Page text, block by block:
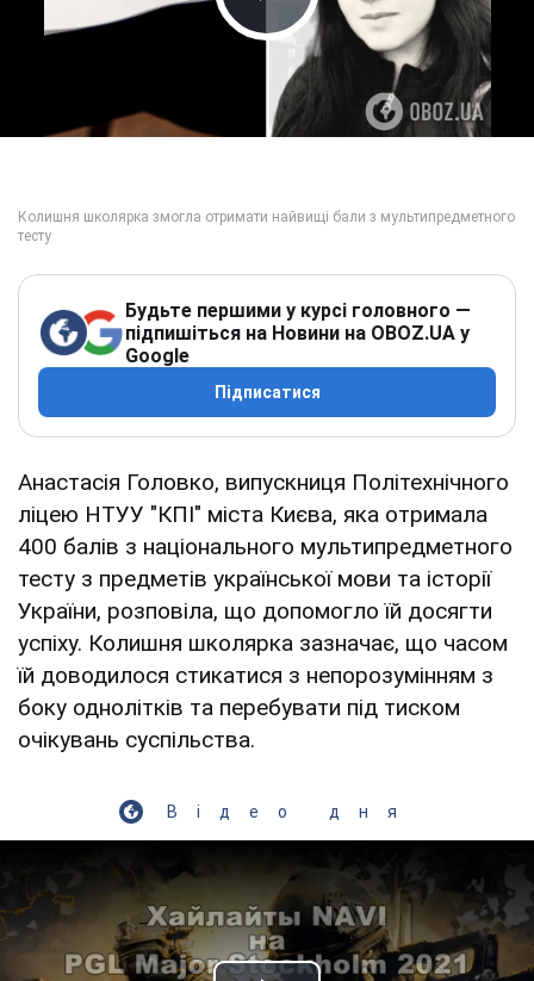
Play Video
Будьте першими у курсі головного —
підпишіться на Новини на OBOZ.UA у
Google
Підписатися
Анастасія Головко, випускниця Політехнічного
ліцею НТУУ "КПІ" міста Києва, яка отримала
400 балів з національного мультипредметного
тесту з предметів української мови та історії
України, розповіла, що допомогло їй досягти
успіху. Колишня школярка зазначає, що часом
їй доводилося стикатися з непорозумінням з
боку однолітків та перебувати під тиском
очікувань суспільства.
Відео дня